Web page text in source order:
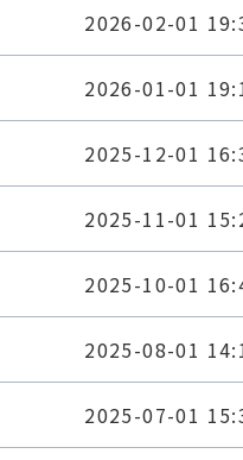
2026-02-01
2026-01-01
2025-12-01
2025-11-01
2025-10-01
2025-08-01
2025-07-01